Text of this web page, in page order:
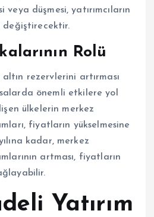
veya düşmesi, yatırımcıların
değiştirecektir.
Rolü
rezervlerini artırması
önemli etkilere yol
ülkelerin merkez
fiyatların yükselmesine
kadar, merkez
artması, fiyatların
Yatırım